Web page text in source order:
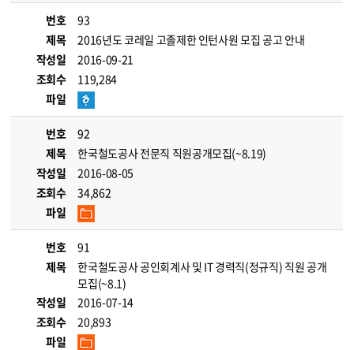
번호
93
제목
2016년도 코레일 고졸제한 인턴사원 모집 공고 안내
작성일
2016-09-21
조회수
119,284
파일
번호
92
제목
한국철도공사 전문직 직원공개모집(~8.19)
작성일
2016-08-05
조회수
34,862
파일
번호
91
제목
한국철도공사 공인회계사 및 IT 경력직(정규직) 직원 공개
모집(~8.1)
작성일
2016-07-14
조회수
20,893
파일